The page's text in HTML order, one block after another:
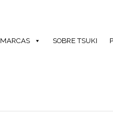
MARCAS SOBRE TSUKI